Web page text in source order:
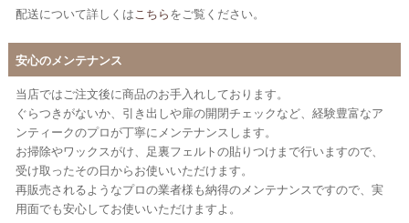
配送について詳しくは こちらをご覧ください。
安心のメンテナンス
当店ではご注文後に商品のお手入れしております。
ぐらつきがないか、引き出しや扉の開閉チェックなど、経験豊富なア
ンティークのプロが丁寧にメンテナンスします。
お掃除やワックスがけ、足裏フェルトの貼りつけまで行いますので、
受け取ったその日からお使いいただけます。
再販売されるようなプロの業者様も納得のメンテナンスですので、実
用面でも安心してお使いいただけますよ。